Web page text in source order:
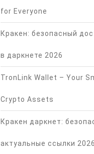
for Everyone
Кракен: безопасный
в даркнете 2026
TronLink Wallet – Your
Crypto Assets
Кракен даркнет:
актуальные ссылки 2026